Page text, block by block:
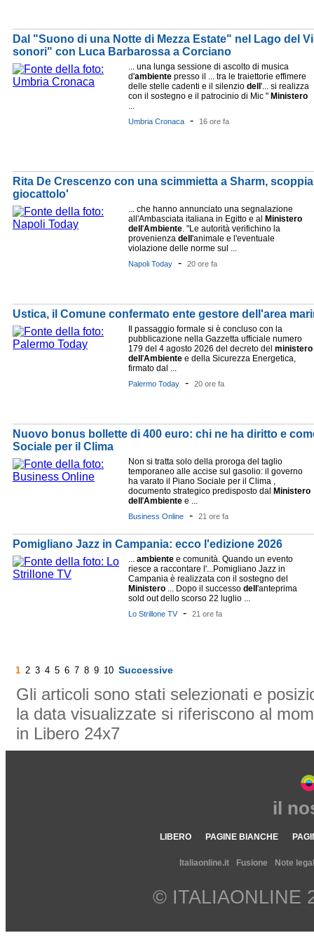
Dal "Suono di una Notte di Mezza Estate" nel Lago del
sonori" con Luca Barbarossa a Corciano
... una lunga sessione di ascolto di musica
d'ambiente presso il ... tra le traiettorie effimere
delle stelle cadenti e il silenzio dell '... si realizza
con il sostegno e il patrocinio di Mic " Ministero
...
Umbria Cronaca - 16 ore fa
Rita De Crescenzo con una scimmietta a Sharm,
giocattolo'
... che hanno annunciato una segnalazione
all'Ambasciata italiana in Egitto e al Ministero
dell 'Ambiente. "Le autorità verifichino la
provenienza dell 'animale e l'eventuale
violazione delle norme sul ...
Napoli Today - 20 ore fa
Ustica, il Comune confermato ente gestore dell'area
Il passaggio formale si è concluso con la
pubblicazione nella Gazzetta ufficiale numero
179 del 4 agosto 2026 del decreto del ministero
dell 'Ambiente e della Sicurezza Energetica,
firmato dal ...
Palermo Today - 20 ore fa
Nuovo bonus bollette di 400 euro: chi ne ha diritto e
Sociale per il Clima
Non si tratta solo della proroga del taglio
temporaneo alle accise sul gasolio: il governo
ha varato il Piano Sociale per il Clima ,
documento strategico predisposto dal Ministero
dell 'Ambiente e ...
Business Online - 21 ore fa
Pomigliano Jazz in Campania: ecco l'edizione 2026
... ambiente e comunità. Quando un evento
riesce a raccontare l'...Pomigliano Jazz in
Campania è realizzata con il sostegno del
Ministero ... Dopo il successo dell 'anteprima
sold out dello scorso 22 luglio ...
Lo Strillone TV- 21 ore fa
1 2 3 4 5 6 7 8 9 10 Successive
Gli articoli sono stati selezionati e
la data visualizzate si riferiscono al
in Libero 24x7
il
LIBERO PAGINE BIANCHE
Italiaonline.it Fusione Note
© ITALIAONLINE